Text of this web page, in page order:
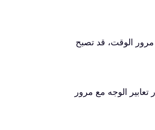
مرور الوقت، قد تصبح
تعابير الوجه مع مرور